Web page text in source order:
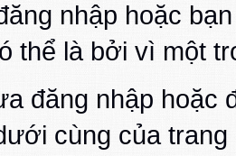
nhập hoặc
thể là bởi vì một
đăng nhập hoặc
cùng của trang